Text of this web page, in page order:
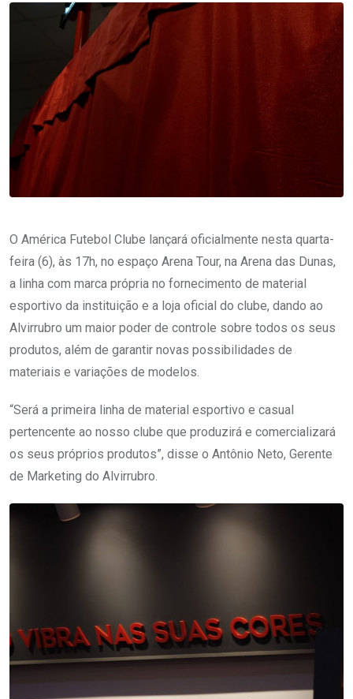
O América Futebol Clube lançará oficialmente nesta quarta-
feira (6), às 17h, no espaço Arena Tour, na Arena das Dunas,
a linha com marca própria no fornecimento de material
esportivo da instituição e a loja oficial do clube, dando ao
Alvirrubro um maior poder de controle sobre todos os seus
produtos, além de garantir novas possibilidades de
materiais e variações de modelos.
“Será a primeira linha de material esportivo e casual
pertencente ao nosso clube que produzirá e comercializará
os seus próprios produtos”, disse o Antônio Neto, Gerente
de Marketing do Alvirrubro.